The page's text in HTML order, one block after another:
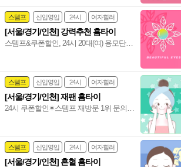
케어~❤️
스템프 신입영입 24시 여자힐러
감성전문
[서울/경기/인천] 강력추천 홈타이
스템프&쿠폰할인, 24시 20대(여) 용모단정
이~♥
스템프 신입영입 24시 여자힐러
감성전문
[서울/경기/인천] 재팬 홈타이
24시 쿠폰할인✶스템프 재방문 1위 문의폭
스템프 신입영입 24시 여자힐러
감성전문
[서울/경기/인천] 혼혈 홈타이